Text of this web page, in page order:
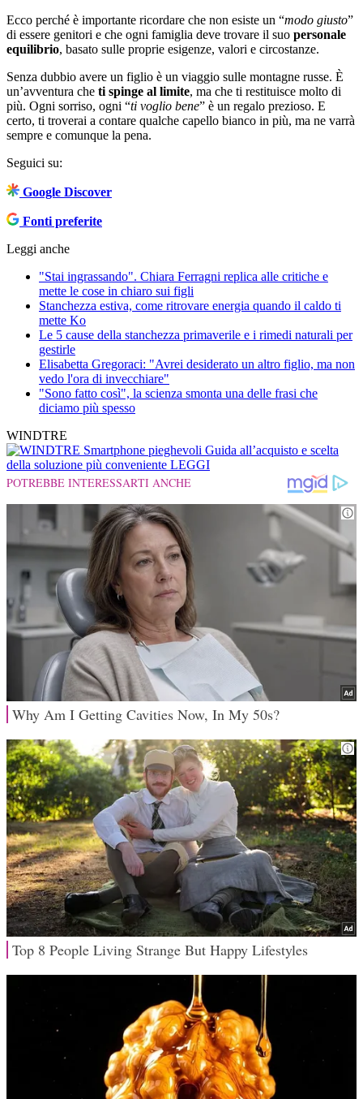
Ecco perché è importante ricordare che non esiste un “modo giusto”
di essere genitori e che ogni famiglia deve trovare il suo personale
equilibrio, basato sulle proprie esigenze, valori e circostanze.
Senza dubbio avere un figlio è un viaggio sulle montagne russe. È
un’avventura che ti spinge al limite, ma che ti restituisce molto di
più. Ogni sorriso, ogni “ti voglio bene” è un regalo prezioso. E
certo, ti troverai a contare qualche capello bianco in più, ma ne varrà
sempre e comunque la pena.
Seguici su:
Google Discover
Fonti preferite
Leggi anche
"Stai ingrassando". Chiara Ferragni replica alle critiche e
mette le cose in chiaro sui figli
Stanchezza estiva, come ritrovare energia quando il caldo ti
mette Ko
Le 5 cause della stanchezza primaverile e i rimedi naturali per
gestirle
Elisabetta Gregoraci: "Avrei desiderato un altro figlio, ma non
vedo l'ora di invecchiare"
"Sono fatto così", la scienza smonta una delle frasi che
diciamo più spesso
WINDTRE
Smartphone pieghevoli Guida all’acquisto e scelta
della soluzione più conveniente LEGGI